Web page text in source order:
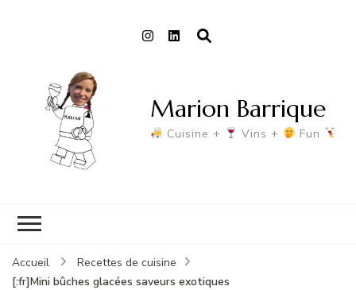
Marion Barrique
Cuisine + Vins + Fun
Accueil
Recettes de cuisine
[:fr]Mini bûches glacées saveurs exotiques